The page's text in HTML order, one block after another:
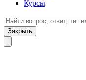
Курсы
Закрыть